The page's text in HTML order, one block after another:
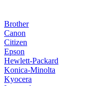
Brother
Canon
Citizen
Epson
Hewlett-Packard
Konica-Minolta
Kyocera